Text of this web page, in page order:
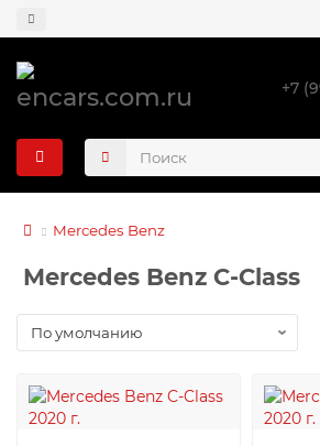
+7
Mercedes Benz
Mercedes Benz C-Class